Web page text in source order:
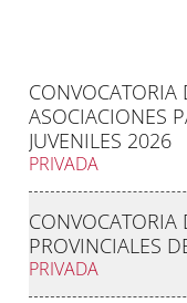
CONVOCATORIA
ASOCIACIONES
JUVENILES 2026
PRIVADA
CONVOCATORIA
PROVINCIALES
PRIVADA